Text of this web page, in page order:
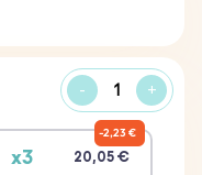
- +
x3 20,05 €
2,23 €